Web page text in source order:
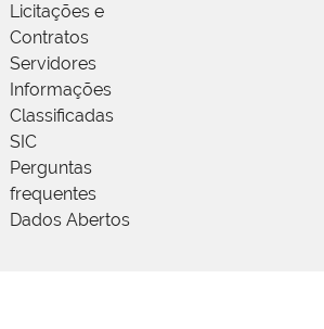
Licitações e
Contratos
Servidores
Informações
Classificadas
SIC
Perguntas
frequentes
Dados Abertos